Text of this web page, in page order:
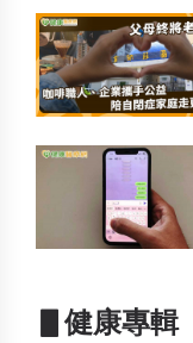
▋健康專輯